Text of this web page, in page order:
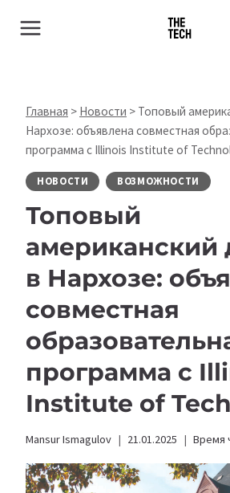
Главная > Новости > Топовый
Нархозе: объявлена совместная
программа с Illinois Institute of
НОВОСТИ ВОЗМОЖНОСТИ
Топовый
американский
в Нархозе:
совместная
программа с
Institute of
Mansur Ismagulov 21.01.2025 Время